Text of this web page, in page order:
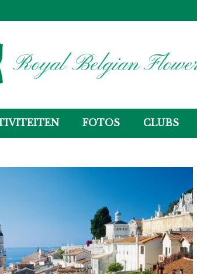
Royal Belgian
FOTOS CLUBS